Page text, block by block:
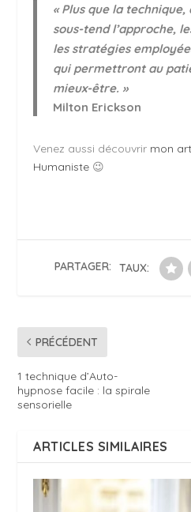
« Plus que la
sous-tend l’approche,
les stratégies
qui permettront au
mieux-être. »
Milton Erickson
Venez aussi découvrir mon
Humaniste 😉
PARTAGER: TAUX:
PRÉCÉDENT
1 technique d’Auto-
hypnose facile : la spirale
sensorielle
ARTICLES SIMILAIRES